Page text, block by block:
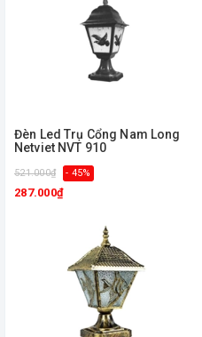
Đèn Led Trụ Cổng Nam Long
Netviet NVT 910
521.000₫ - 45%
287.000₫